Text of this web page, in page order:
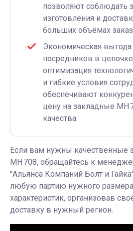
позволяют соблюдать
изготовления и
больших объёмах
Экономическая выгода
посредников в
оптимизация
и гибкие условия
обеспечивают
цену на закладные МН
качества.
Если вам нужны качественные
МН 708, обращайтесь к
"Альянса Компаний Болт и
любую партию нужного
характеристик, организовав
доставку в нужный регион.